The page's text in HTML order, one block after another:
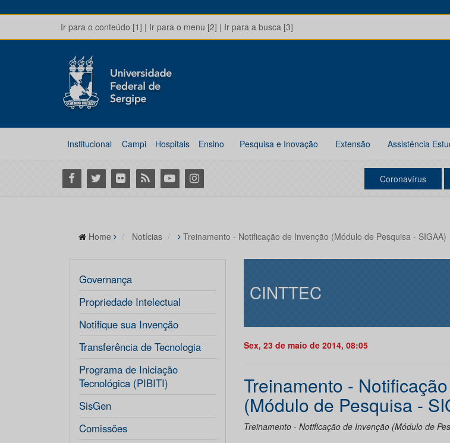
Ir para o conteúdo [1] | Ir para o menu [2] | Ir para a busca [3]
Institucional Campi Hospitais Ensino Pesquisa e Inovação Extensão Assistência
Facebook
Twitter Flickr RSS YoutubeInstagram Coronavírus
Home Notícias Treinamento - Notificação de Invenção (Módulo de Pesquisa - SIGAA)
Governança
Propriedade Intelectual
Notifique sua Invenção
Transferência de Tecnologia
Programa de Iniciação
Tecnológica (PIBITI)
SisGen
Comissões
CINTTEC
Sex, 23 de maio de 2014, 08:05
Treinamento -
(Módulo de Pesquisa -
Treinamento - Notificação de Invenção (Módulo de